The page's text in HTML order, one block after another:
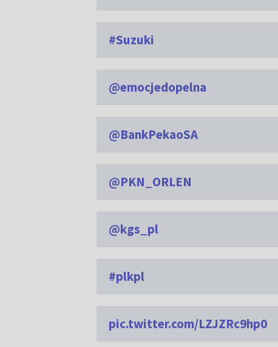
#Suzuki
@emocjedopelna
@BankPekaoSA
@PKN_ORLEN
@kgs_pl
#plkpl
pic.twitter.com/LZJZRc9hp0